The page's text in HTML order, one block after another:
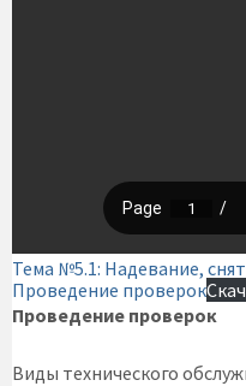
Тема №5.1: Надевание,
Проведение проверок
Проведение проверок
Виды технического